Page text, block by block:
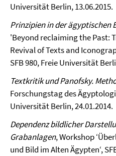
Universität Berlin, 13.06.2015.
Prinzipien in der ägyptischen
'Beyond reclaiming the Past:
Revival of Texts and
SFB 980, Freie Universität
Textkritik und Panofsky.
Forschungstag des
Universität Berlin, 24.01.2014.
Dependenz bildlicher
Grabanlagen, Workshop
und Bild im Alten Ägypten‘,